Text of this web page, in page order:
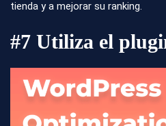
tienda y a mejorar su ranking.
#7 Utiliza el